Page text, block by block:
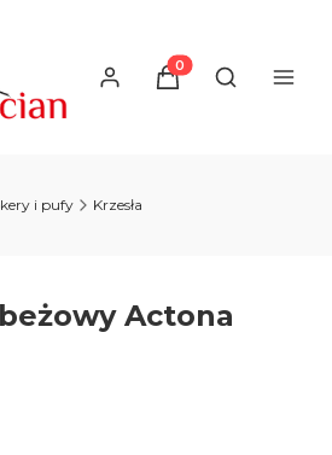
Produkty w
Otwórz
i pufy Krzesła
Actona